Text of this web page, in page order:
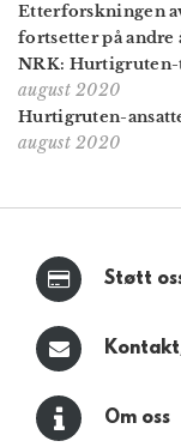
Etterforskningen
fortsetter på andre
NRK: Hurtigruten-
august 2020
Hurtigruten-
august 2020
Støtt
Om oss